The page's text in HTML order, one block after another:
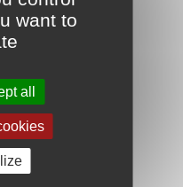
want to
all